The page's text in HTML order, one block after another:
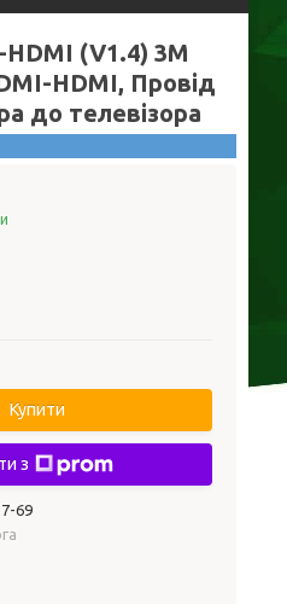
(V1.4) 3M
HDMI, Провід
до телевізора
Купити
з
69